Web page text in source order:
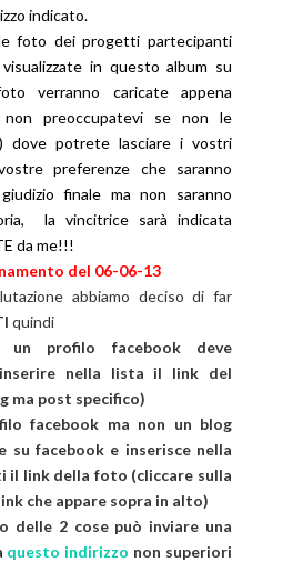
indicato.
foto dei progetti partecipanti
in questo album su
verranno caricate appena
non preoccupatevi se non le
dove potrete lasciare i vostri
preferenze che saranno
finale ma non saranno
la vincitrice sarà indicata
da me!!!
del 06-06-13
abbiamo deciso di far
quindi
profilo facebook deve
inserire nella lista il link del
ma post specifico)
facebook ma non un blog
su facebook e inserisce nella
il link della foto (cliccare sulla
che appare sopra in alto)
delle 2 cose può inviare una
questo indirizzo non superiori